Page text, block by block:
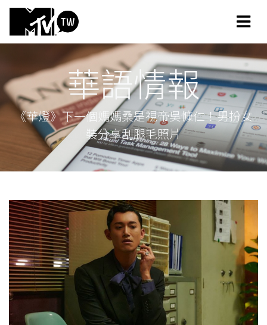
華語情報
《華燈》下一個媽媽桑是視帝吳慷仁！男扮女
裝分享刮腿毛照片